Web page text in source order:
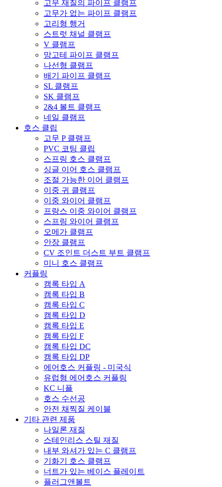
고무 재질의 파이프 클램프
고무가 없는 파이프 클램프
고리형 행거
스트럿 채널 클램프
V 클램프
망고테 파이프 클램프
나선형 클램프
배기 파이프 클램프
SL 클램프
SK 클램프
2&4 볼트 클램프
네일 클램프
호스 클립
고무 P 클램프
PVC 코팅 클립
스프링 호스 클램프
싱글 이어 호스 클램프
조절 가능한 이어 클램프
이중 귀 클램프
이중 와이어 클램프
프랑스 이중 와이어 클램프
스프링 와이어 클램프
오메가 클램프
안장 클램프
CV 조인트 더스트 부트 클램프
미니 호스 클램프
커플링
캠록 타입 A
캠록 타입 B
캠록 타입 C
캠록 타입 D
캠록 타입 E
캠록 타입 F
캠록 타입 DC
캠록 타입 DP
에어호스 커플링 - 미국식
유럽형 에어호스 커플링
KC 니플
호스 수선공
안전 채찍질 케이블
기타 관련 제품
나일론 재질
스테인리스 스틸 재질
내부 와셔가 있는 C 클램프
기화기 호스 클램프
너트가 있는 베이스 플레이트
플러그앤볼트